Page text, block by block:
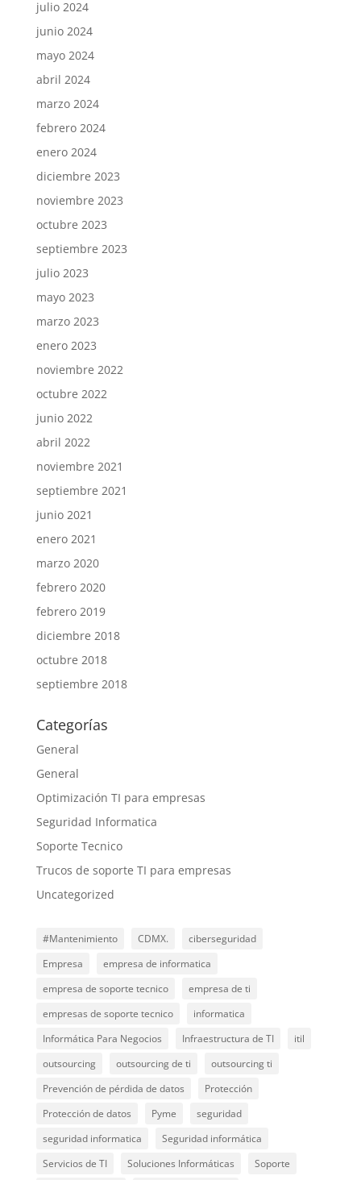
julio 2024
junio 2024
mayo 2024
abril 2024
marzo 2024
febrero 2024
enero 2024
diciembre 2023
noviembre 2023
octubre 2023
septiembre 2023
julio 2023
mayo 2023
marzo 2023
enero 2023
noviembre 2022
octubre 2022
junio 2022
abril 2022
noviembre 2021
septiembre 2021
junio 2021
enero 2021
marzo 2020
febrero 2020
febrero 2019
diciembre 2018
octubre 2018
septiembre 2018
Categorías
General
General
Optimización TI para empresas
Seguridad Informatica
Soporte Tecnico
Trucos de soporte TI para empresas
Uncategorized
#Mantenimiento CDMX.
ciberseguridad
Empresa
empresa de informatica
empresa de soporte tecnico
empresa de ti
empresas de soporte tecnico
informatica
Informática Para Negocios
Infraestructura de TI
itil
outsourcing
outsourcing de ti
outsourcing ti
Prevención de pérdida de datos
Protección
Protección de datos
Pyme
seguridad
seguridad informatica
Seguridad informática
Servicios de TI
Soluciones Informáticas
Soporte